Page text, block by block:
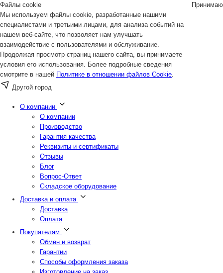
Файлы cookie
Мы используем файлы cookie, разработанные нашими
специалистами и третьими лицами, для анализа событий на
нашем веб-сайте, что позволяет нам улучшать
взаимодействие с пользователями и обслуживание.
Продолжая просмотр страниц нашего сайта, вы принимаете
условия его использования. Более подробные сведения
смотрите в нашей Политике в отношении файлов Cookie.
Принимаю
Другой город
О компании
О компании
Производство
Гарантия качества
Реквизиты и сертификаты
Отзывы
Блог
Вопрос-Ответ
Складское оборудование
Доставка и оплата
Доставка
Оплата
Покупателям
Обмен и возврат
Гарантии
Способы оформления заказа